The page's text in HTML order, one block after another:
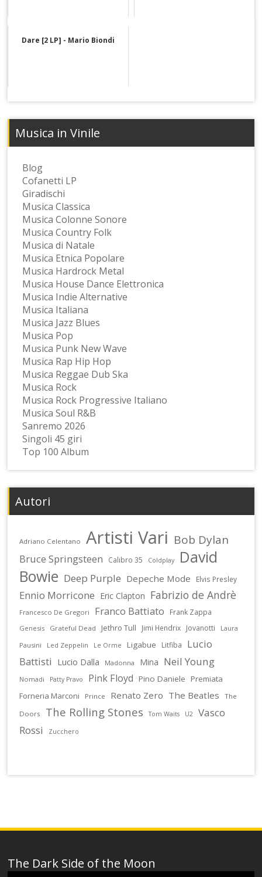
Dare [2 LP] - Mario Biondi
Musica in Vinile
Blog
Cofanetti LP
Giradischi
Musica Classica
Musica Colonne Sonore
Musica Country Folk
Musica di Natale
Musica Etnica Popolare
Musica Hardrock Metal
Musica House Dance Elettronica
Musica Indie Alternative
Musica Italiana
Musica Jazz Blues
Musica Pop
Musica Punk New Wave
Musica Rap Hip Hop
Musica Reggae Dub Ska
Musica Rock
Musica Rock Progressive Italiano
Musica Soul R&B
Sanremo 2026
Singoli 45 giri
Top 100 Album
Autori
Adriano Celentano Artisti Vari Bob Dylan
Bruce Springsteen Calibro 35 Coldplay
David
Bowie Deep Purple Depeche Mode Elvis Presley
Ennio Morricone Eric Clapton Fabrizio de Andrè
Francesco De Gregori Franco Battiato Frank Zappa
Genesis Grateful Dead Jethro Tull Jimi Hendrix Jovanotti
Laura
Pausini
Led Zeppelin Le Orme Ligabue Litfiba
Lucio
Battisti
Lucio Dalla Madonna Mina Neil Young
Nomadi Patty Pravo Pink Floyd Pino Daniele
Premiata
Forneria Marconi
Prince Renato Zero The Beatles
The
Doors
The Rolling Stones Tom Waits U2
Vasco
Rossi
Zucchero
The Dark Side of the Moon